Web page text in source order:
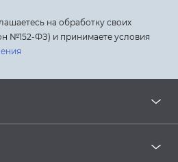
на обработку своих
№152-ФЗ) и принимаете условия